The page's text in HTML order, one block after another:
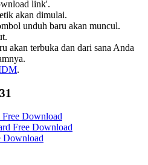
link'.
akan dimulai.
unduh baru akan muncul.
akan terbuka dan dari sana Anda
.
Download
Free Download
Download